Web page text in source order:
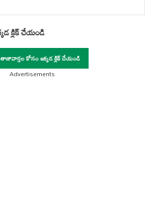
క్లిక్ చేయండి
కోసం ఇక్కడ క్లిక్ చేయండి
Advertisements